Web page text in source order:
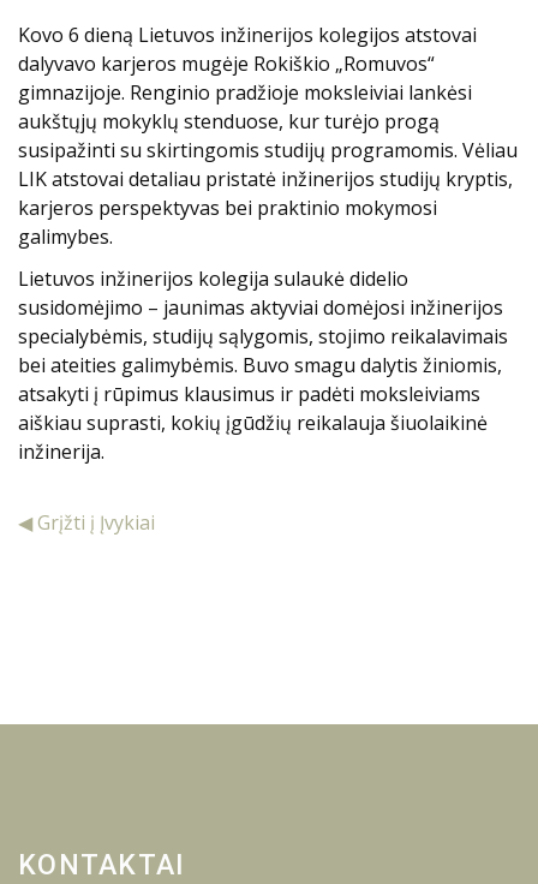
Kovo 6 dieną Lietuvos inžinerijos kolegijos atstovai
dalyvavo karjeros mugėje Rokiškio „Romuvos“
gimnazijoje. Renginio pradžioje moksleiviai lankėsi
aukštųjų mokyklų stenduose, kur turėjo progą
susipažinti su skirtingomis studijų programomis. Vėliau
LIK atstovai detaliau pristatė inžinerijos studijų kryptis,
karjeros perspektyvas bei praktinio mokymosi
galimybes.
Lietuvos inžinerijos kolegija sulaukė didelio
susidomėjimo – jaunimas aktyviai domėjosi inžinerijos
specialybėmis, studijų sąlygomis, stojimo reikalavimais
bei ateities galimybėmis. Buvo smagu dalytis žiniomis,
atsakyti į rūpimus klausimus ir padėti moksleiviams
aiškiau suprasti, kokių įgūdžių reikalauja šiuolaikinė
inžinerija.
◀ Grįžti į Įvykiai
KONTAKTAI